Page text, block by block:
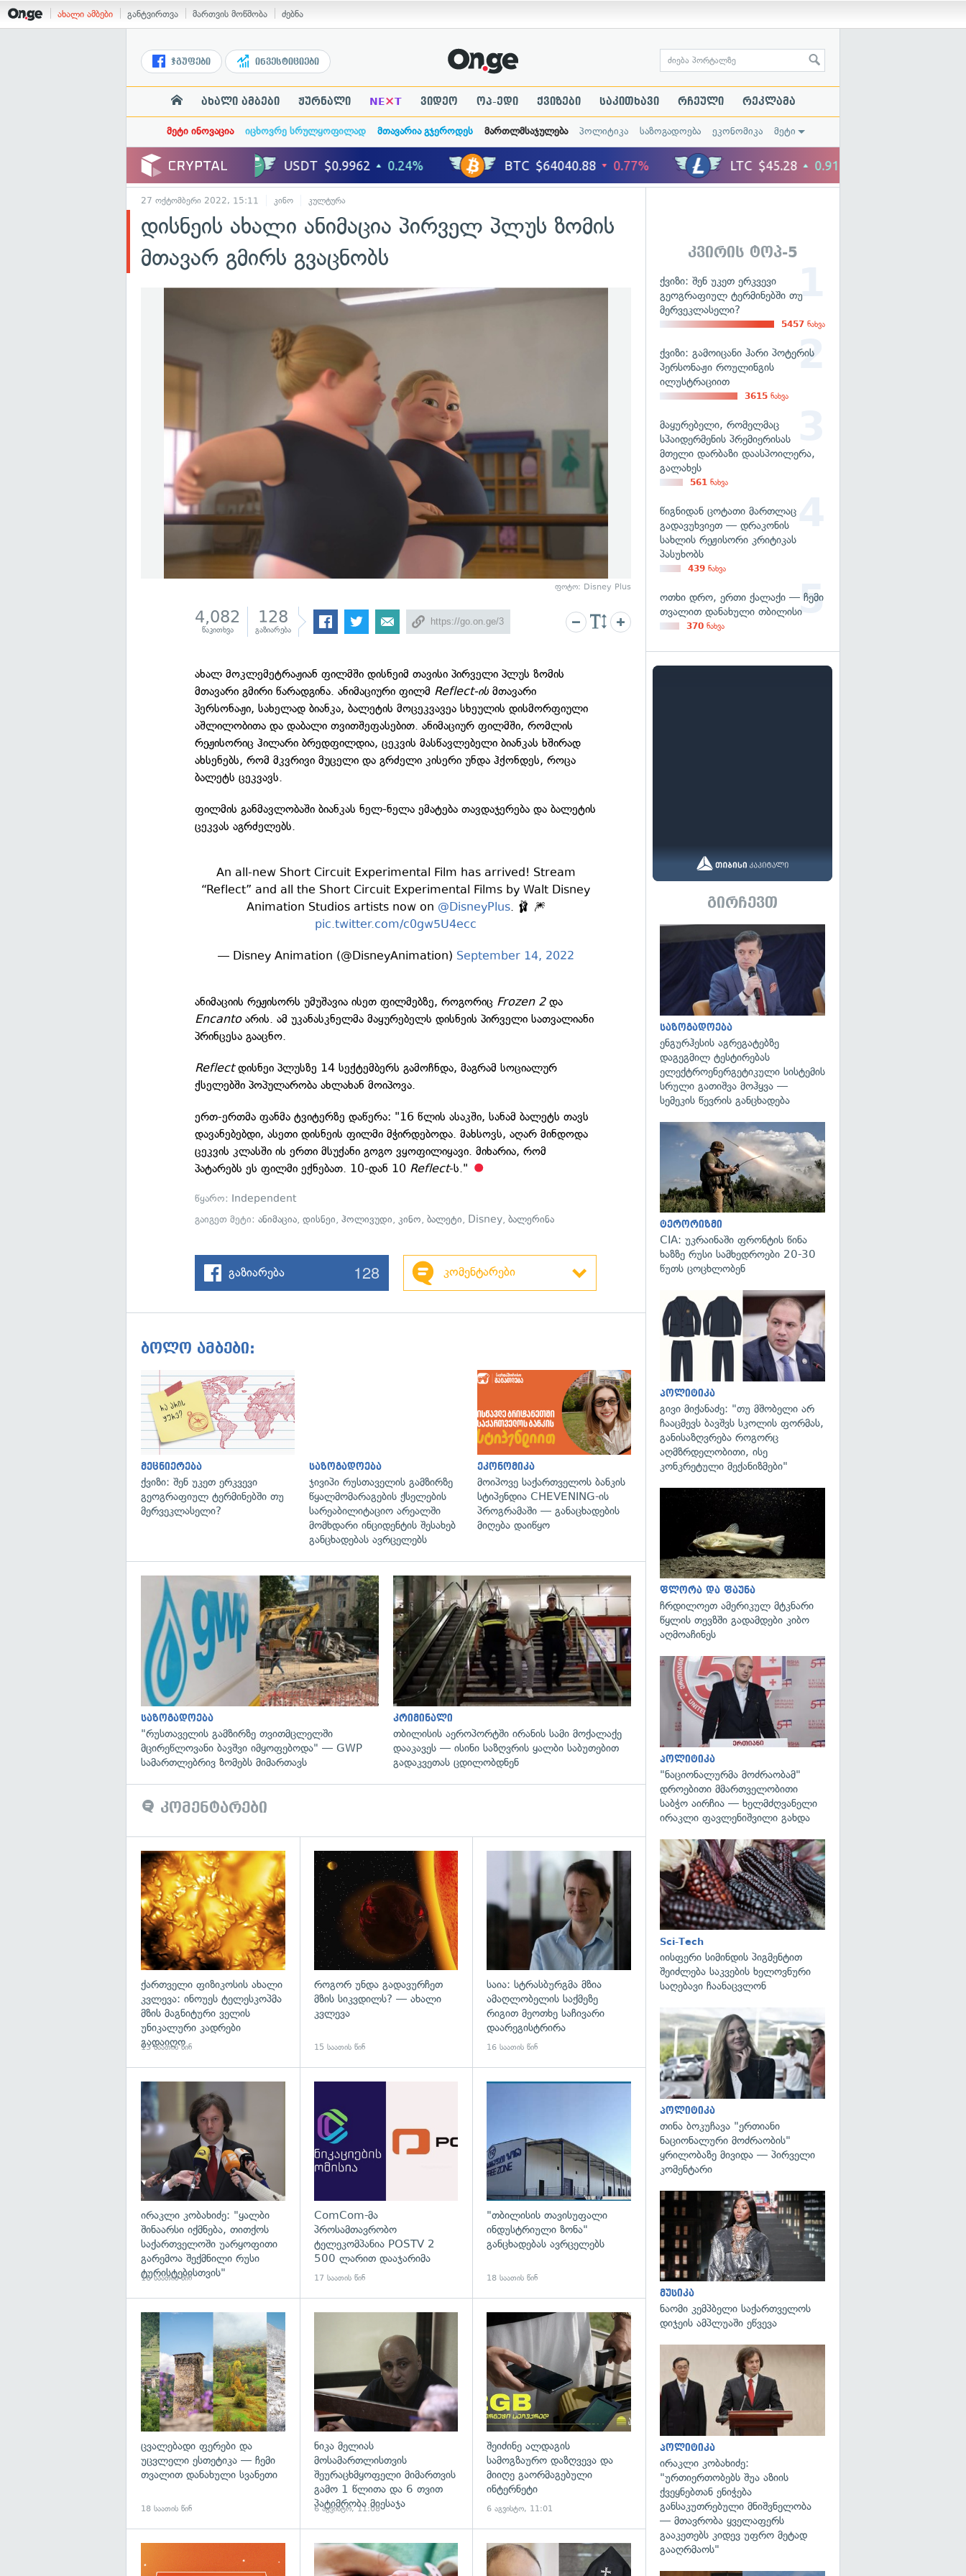
ახალი ამბები განტვირთვა მართვის მოწმობა ძებნა
ჯგუფები ინვესტიციები
ახალი ამბები ჟურნალი NE×T ვიდეო ოპ-ედი ქვიზები საკითხავი რჩეული რეკლამა
მეტი ინოვაცია იცხოვრე სრულყოფილად მთავარია გჯეროდეს მართლმსაჯულება პოლიტიკა საზოგადოება ეკონომიკა მეტი
27 ოქტომბერი 2022, 15:11 კინო კულტურა
დისნეის ახალი ანიმაცია პირველ პლუს ზომის
მთავარ გმირს გვაცნობს
ფოტო: Disney Plus
4,082
წაკითხვა
128
გაზიარება
ახალ მოკლემეტრაჟიან ფილმში დისნეიმ თავისი პირველი პლუს ზომის
მთავარი გმირი წარადგინა. ანიმაციური ფილმ Reflect-ისმთავარი
პერსონაჟი, სახელად ბიანკა, ბალეტის მოცეკვავეა სხეულის დისმორფიული
აშლილობითა და დაბალი თვითშეფასებით. ანიმაციურ ფილმში, რომლის
რეჟისორიც ჰილარი ბრედფილდია, ცეკვის მასწავლებელი ბიანკას ხშირად
ახსენებს, რომ მკვრივი მუცელი და გრძელი კისერი უნდა ჰქონდეს, როცა
ბალეტს ცეკვავს.
ფილმის განმავლობაში ბიანკას ნელ-ნელა ემატება თავდაჯერება და ბალეტის
ცეკვას აგრძელებს.
An all-new Short Circuit Experimental Film has arrived! Stream
“Reflect” and all the Short Circuit Experimental Films by Walt Disney
Animation Studios artists now on @DisneyPlus. 🩰 🎆
pic.twitter.com/c0gw5U4ecc
— Disney Animation (@DisneyAnimation) September 14, 2022
ანიმაციის რეჟისორს უმუშავია ისეთ ფილმებზე, როგორიც Frozen 2და
Encantoარის. ამ უკანასკნელმა მაყურებელს დისნეის პირველი სათვალიანი
პრინცესა გააცნო.
Reflectდისნეი პლუსზე 14 სექტემბერს გამოჩნდა, მაგრამ სოციალურ
ქსელებში პოპულარობა ახლახან მოიპოვა.
ერთ-ერთმა ფანმა ტვიტერზე დაწერა: "16 წლის ასაკში, სანამ ბალეტს თავს
დავანებებდი, ასეთი დისნეის ფილმი მჭირდებოდა. მახსოვს, აღარ მინდოდა
ცეკვის კლასში ის ერთი მსუქანი გოგო ვყოფილიყავი. მიხარია, რომ
პატარებს ეს ფილმი ექნებათ. 10-დან 10 Reflect-ს."
წყარო: Independent
გაიგეთ მეტი:ანიმაცია,დისნეი,ჰოლივუდი,კინო,ბალეტი, Disney,ბალერინა
გაზიარება 128 კომენტარები
ბოლო ამბები:
მეცნიერება
ქვიზი: შენ უკეთ ერკვევი
გეოგრაფიულ ტერმინებში თუ
მერვეკლასელი?
საზოგადოება
ჯივიპი რუსთაველის გამზირზე
წყალმომარაგების ქსელების
სარეაბილიტაციო არეალში
მომხდარი ინციდენტის შესახებ
განცხადებას ავრცელებს
ეკონომიკა
მოიპოვე საქართველოს ბანკის
სტიპენდია CHEVENING-ის
პროგრამაში — განაცხადების
მიღება დაიწყო
გადახედვა
საზოგადოება
"რუსთაველის გამზირზე თვითმცლელში
მცირეწლოვანი ბავშვი იმყოფებოდა" — GWP
სამართლებრივ ზომებს მიმართავს
გადახედვა
კრიმინალი
თბილისის აეროპორტში ირანის სამი მოქალაქე
დააკავეს — ისინი საზღვრის ყალბი საბუთებით
გადაკვეთას ცდილობდნენ
კომენტარები
გადახედვა
ქართველი ფიზიკოსის ახალი
კვლევა: ინოუეს ტელესკოპმა
მზის მაგნიტური ველის
უნიკალური კადრები
გადაიღო
13 საათის წინ
როგორ უნდა გადავურჩეთ
მზის სიკვდილს? — ახალი
კვლევა
15 საათის წინ
გადახედვა
საია: სტრასბურგმა მზია
ამაღლობელის საქმეზე
რიგით მეოთხე საჩივარი
დაარეგისტრირა
16 საათის წინ
ირაკლი კობახიძე: "ყალბი
შინაარსი იქმნება, თითქოს
საქართველოში უარყოფითი
გარემოა შექმნილი რუსი
ტურისტებისთვის"
16 საათის წინ
ComCom-მა
პროსამთავრობო
ტელეკომპანია POSTV 2
500 ლარით დააჯარიმა
17 საათის წინ
გადახედვა
"თბილისის თავისუფალი
ინდუსტრიული ზონა"
განცხადებას ავრცელებს
18 საათის წინ
ცვალებადი ფერები და
უცვლელი ესთეტიკა — ჩემი
თვალით დანახული სვანეთი
18 საათის წინ
გადახედვა
ნიკა მელიას
მოსამართლისთვის
შეურაცხმყოფელი მიმართვის
გამო 1 წლითა და 6 თვით
პატიმრობა მიესაჯა
6 აგვისტო, 11:08
შეიძინე ალდაგის
სამოგზაურო დაზღვევა და
მიიღე გაორმაგებული
ინტერნეტი
6 აგვისტო, 11:01
გადახედვა
კვირის ტოპ-5
ქვიზი: შენ უკეთ ერკვევი
გეოგრაფიულ ტერმინებში თუ
მერვეკლასელი?
5457 ნახვა
ქვიზი: გამოიცანი ჰარი პოტერის
პერსონაჟი როულინგის
ილუსტრაციით
3615 ნახვა
მაყურებელი, რომელმაც
სპაიდერმენის პრემიერისას
მთელი დარბაზი დაასპოილერა,
გალახეს
561 ნახვა
წიგნიდან ცოტათი მართლაც
გადავუხვიეთ — დრაკონის
სახლის რეჟისორი კრიტიკას
პასუხობს
439 ნახვა
ოთხი დრო, ერთი ქალაქი — ჩემი
თვალით დანახული თბილისი
370 ნახვა
გირჩევთ
საზოგადოება
ენგურჰესის აგრეგატებზე
დაგეგმილ ტესტირებას
ელექტროენერგეტიკული სისტემის
სრული გათიშვა მოჰყვა —
სემეკის წევრის განცხადება
ტერორიზმი
CIA: უკრაინაში ფრონტის წინა
ხაზზე რუსი სამხედროები 20-30
წუთს ცოცხლობენ
პოლიტიკა
გივი მიქანაძე: "თუ მშობელი არ
ჩააცმევს ბავშვს სკოლის ფორმას,
განისაზღვრება როგორც
აღმზრდელობითი, ისე
კონკრეტული მექანიზმები"
ფლორა და ფაუნა
ჩრდილოეთ ამერიკულ მტკნარი
წყლის თევზში გადამდები კიბო
აღმოაჩინეს
პოლიტიკა
"ნაციონალურმა მოძრაობამ"
დროებითი მმართველობითი
საბჭო აირჩია — ხელმძღვანელი
ირაკლი ფავლენიშვილი გახდა
Sci-Tech
იისფერი სიმინდის პიგმენტით
შეიძლება საკვების ხელოვნური
საღებავი ჩაანაცვლონ
პოლიტიკა
თინა ბოკუჩავა "ერთიანი
ნაციონალური მოძრაობის"
ყრილობაზე მივიდა — პირველი
კომენტარი
მუსიკა
ნაომი კემპბელი საქართველოს
დიჯეის ამპლუაში ეწვევა
პოლიტიკა
ირაკლი კობახიძე:
"ურთიერთობებს შუა აზიის
ქვეყნებთან ენიჭება
განსაკუთრებული მნიშვნელობა
— მთავრობა ყველაფერს
გააკეთებს კიდევ უფრო მეტად
გააღრმაოს"